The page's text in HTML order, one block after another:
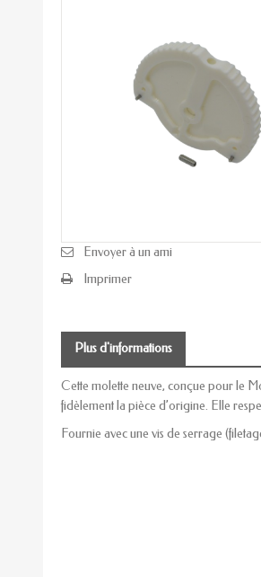
Envoyer à un ami
Imprimer
Plus d'informations
Cette molette neuve, conçue pour le
fidèlement la pièce d’origine. Elle
Fournie avec une vis de serrage